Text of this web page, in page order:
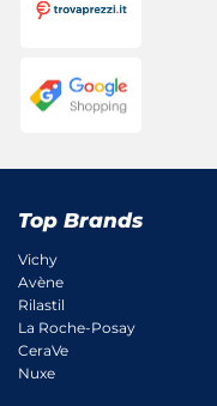
Top Brands
Vichy
Avène
Rilastil
La Roche-Posay
CeraVe
Nuxe